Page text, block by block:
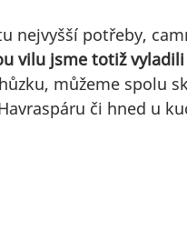
nejvyšší potřeby,
vilu jsme totiž
můžeme spolu
či hned u